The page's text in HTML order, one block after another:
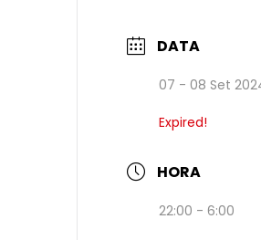
DATA
07 - 08 Set
Expired!
HORA
22:00 - 6:00